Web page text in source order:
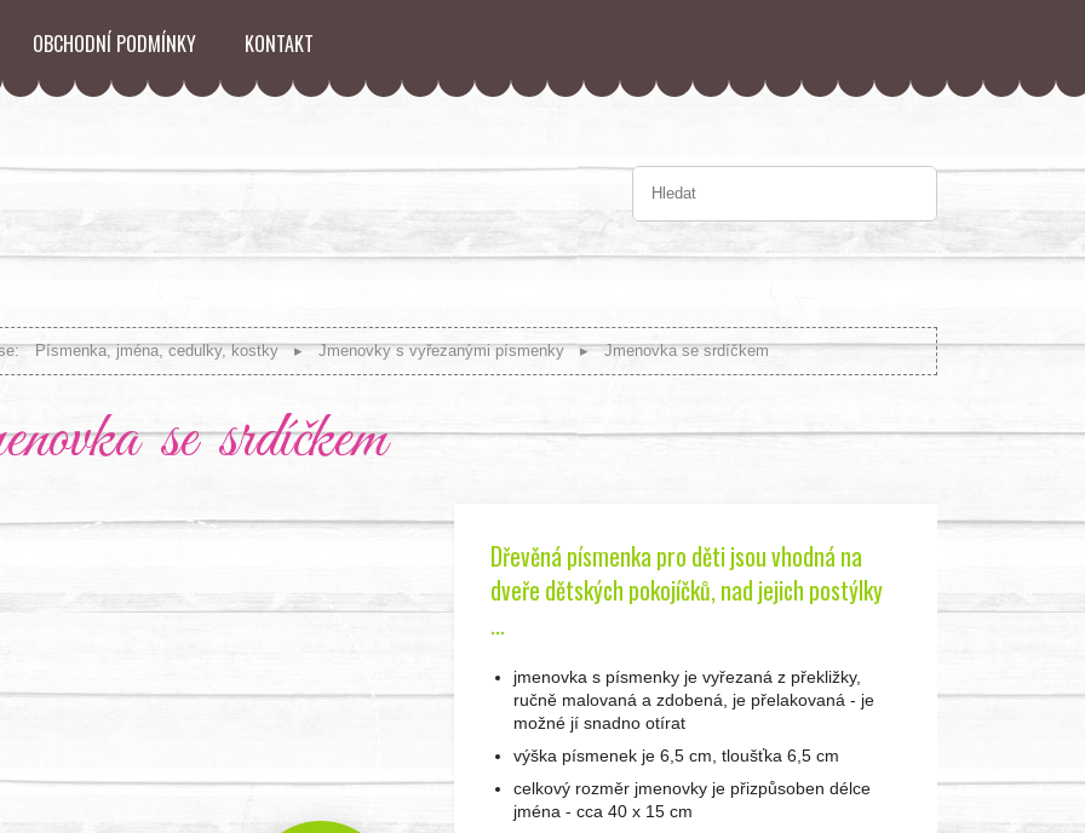
OBCHODNÍ PODMÍNKY KONTAKT
Písmenka, jména, cedulky, kostky Jmenovky s vyřezanými písmenky Jmenovka se srdíčkem
se srdíčkem
Dřevěná písmenka pro děti jsou vhodná na
dveře dětských pokojíčků, nad jejich postýlky
...
jmenovka s písmenky je vyřezaná z překližky,
ručně malovaná a zdobená, je přelakovaná - je
možné jí snadno otírat
výška písmenek je 6,5 cm, tloušťka 6,5 cm
celkový rozměr jmenovky je přizpůsoben délce
jména - cca 40 x 15 cm